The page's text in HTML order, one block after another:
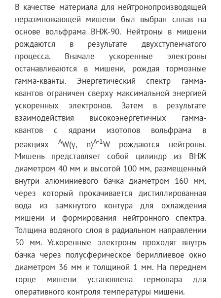
В качестве материала для нейтронопроизводящей
неразмножающей мишени был выбран сплав на
основе вольфрама ВНЖ-90. Нейтроны в мишени
рождаются в результате двухступенчатого
процесса. Вначале ускоренные электроны
останавливаются в мишени, рождая тормозные
гамма-кванты. Энергетический спектр гамма-
квантов ограничен сверху максимальной энергией
ускоренных электронов. Затем в результате
взаимодействия высокоэнергетичных гамма-
квантов с ядрами изотопов вольфрама в
реакциях
AW(γ, n)A-1W рождаются нейтроны.
Мишень представляет собой цилиндр из ВНЖ
диаметром 40 мм и высотой 100 мм, размещенный
внутри алюминиевого бачка диаметром 160 мм,
через который прокачивается дистиллированная
вода из замкнутого контура для охлаждения
мишени и формирования нейтронного спектра.
Толщина водяного слоя в радиальном направлении
50 мм. Ускоренные электроны проходят внутрь
бачка через полусферическое бериллиевое окно
диаметром 36 мм и толщиной 1 мм. На переднем
торце мишени установлена термопара для
оперативного контроля температуры мишени.